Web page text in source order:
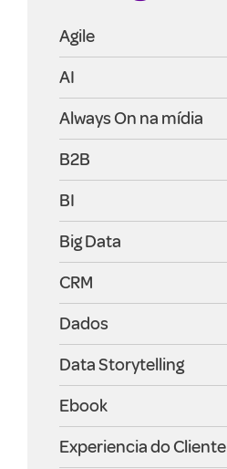
Agile
AI
Always On na mídia
B2B
BI
Big Data
CRM
Dados
Data Storytelling
Ebook
Experiencia do Cliente